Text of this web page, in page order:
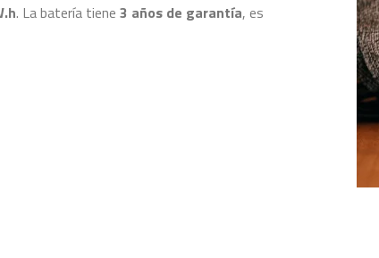
. La batería tiene 3 años de garantía, es